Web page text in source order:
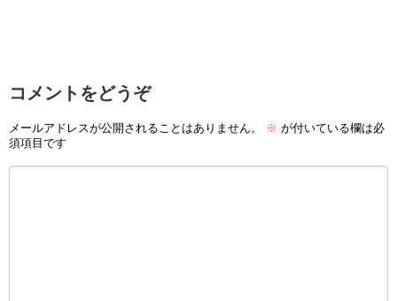
コメントをどうぞ
メールアドレスが公開されることはありません。 ※ が付いている欄は必
須項目です